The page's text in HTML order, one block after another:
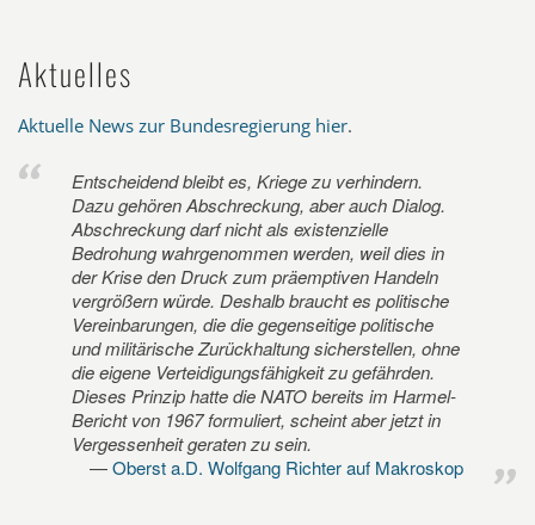
Aktuelles
Aktuelle News zur Bundesregierung hier.
Entscheidend bleibt es, Kriege zu verhindern.
Dazu gehören Abschreckung, aber auch Dialog.
Abschreckung darf nicht als existenzielle
Bedrohung wahrgenommen werden, weil dies in
der Krise den Druck zum präemptiven Handeln
vergrößern würde. Deshalb braucht es politische
Vereinbarungen, die die gegenseitige politische
und militärische Zurückhaltung sicherstellen, ohne
die eigene Verteidigungsfähigkeit zu gefährden.
Dieses Prinzip hatte die NATO bereits im Harmel-
Bericht von 1967 formuliert, scheint aber jetzt in
Vergessenheit geraten zu sein.
Oberst a.D. Wolfgang Richter auf Makroskop